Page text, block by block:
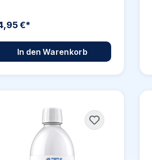
€*
In den Warenkorb